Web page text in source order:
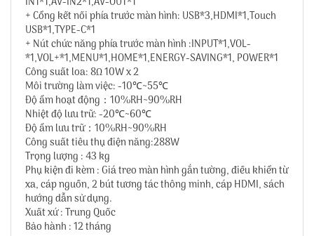
+ Cổng kết nối phía trước màn hình: USB*3,HDMI*1,Touch
USB*1,TYPE-C*1
+ Nút chức năng phía trước màn hình :INPUT*1,VOL-
*1,VOL+*1,MENU*1,HOME*1,ENERGY-SAVING*1, POWER*1
Công suất loa: 8Ω 10W x 2
Môi trường làm việc: -10℃~55℃
Độ ẩm hoạt động：10%RH~90%RH
Nhiệt độ lưu trữ: -20℃~60℃
Độ ẩm lưu trữ：10%RH~90%RH
Công suất tiêu thụ điện năng:288W
Trọng lượng : 43 kg
Phụ kiện đi kèm : Giá treo màn hình gắn tường, điều khiển từ
xa, cáp nguồn, 2 bút tương tác thông minh, cáp HDMI, sách
hướng dẫn sử dụng.
Xuất xứ : Trung Quốc
Bảo hành : 12 tháng